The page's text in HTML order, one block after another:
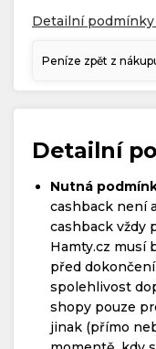
Detailní
Peníze zpět z
Detailní
Nutná
cashback není
cashback vždy
Hamty.cz musí
před
spolehlivost
shopy pouze
jinak (přímo